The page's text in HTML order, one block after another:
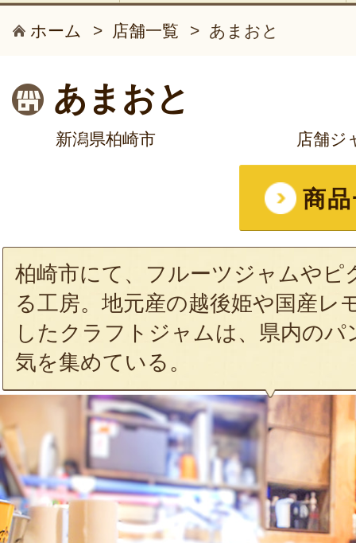
ホーム > 店舗一覧 > あまおと
あまおと
新潟県柏崎市 店舗ジ
商
柏崎市にて、フルーツジャムやピ
る工房。地元産の越後姫や国産レ
したクラフトジャムは、県内のパ
気を集めている。